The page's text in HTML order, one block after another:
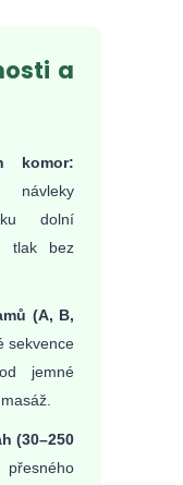
a
komor:
návleky
dolní
tlak bez
(A, B,
sekvence
jemné
(30–250